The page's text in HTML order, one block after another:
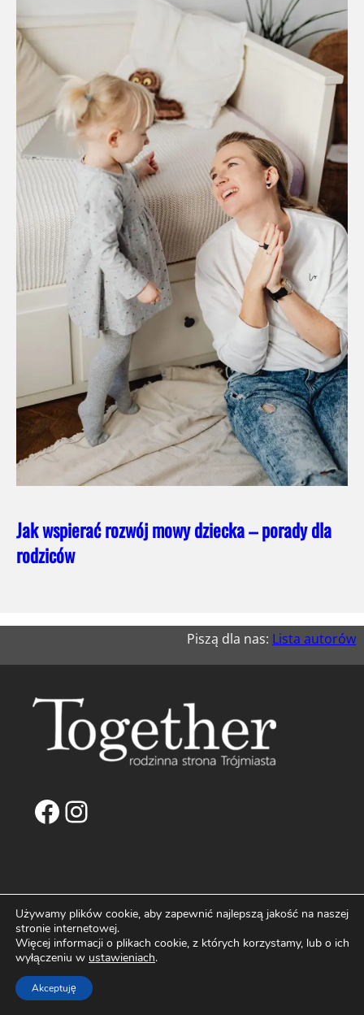
Jak wspierać rozwój mowy dziecka – porady dla
rodziców
Piszą dla nas: Lista autorów
Facebook
Instagram
NAPISZ DO NAS
biuro@fortemedia.pl
O Nas
Kontakt
Reklama na Portalu Together
Używamy plików cookie, aby zapewnić najlepszą jakość na naszej
stronie internetowej.
Więcej informacji o plikach cookie, z których korzystamy, lub o ich
wyłączeniu w ustawieniach.
Akceptuję